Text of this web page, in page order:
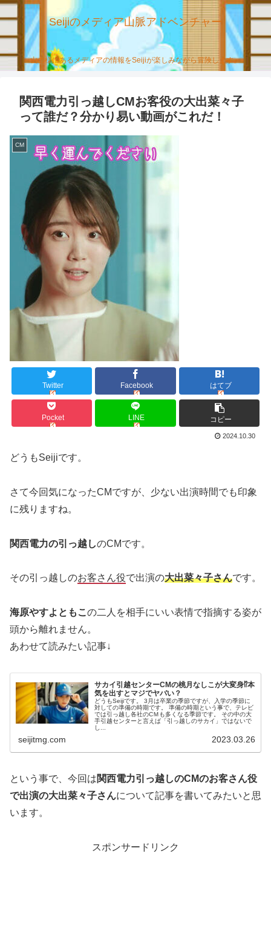
Seijiのメディア山脈アドベンチャー
山の様にあるメディアの情報をSeijiが楽しみながら冒険します。
関西電力引っ越しCMお客役の大出菜々子
って誰だ？分かり易い動画がこれだ！
CM
Twitter Facebook はてブ
Pocket LINE コピー
2024.10.30
どうもSeijiです。
さて今回気になったCMですが、少ない出演時間でも印象
に残りますね。
関西電力の引っ越しのCMです。
その引っ越しのお客さん役で出演の大出菜々子さんです。
海原やすよともこ の二人を相手にいい表情で指摘する姿が
頭から離れません。
あわせて読みたい記事↓
サカイ引越センターCMの桃月なしこが大変身⁉本
気を出すとマジでヤバい？
どうもSeijiです。 3月は卒業の季節ですが、入学の季節に
対しての準備の時期です。 準備の時期という事で、テレビ
では引っ越し各社のCＭも多くなる季節です。 その中の大
手引越センターと言えば「引っ越しのサカイ」ではないで
し...
seijitmg.com 2023.03.26
という事で、今回は関西電力引っ越しのCMのお客さん役
で出演の大出菜々子さんについて記事を書いてみたいと思
います。
スポンサードリンク